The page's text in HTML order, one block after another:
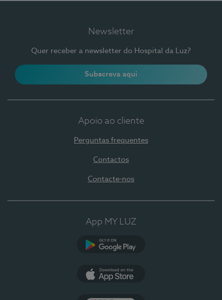
Newsletter
Quer receber a newsletter do Hospital da Luz?
Subscreva aqui
Apoio ao cliente
Perguntas frequentes
Contactos
Contacte-nos
App MY LUZ